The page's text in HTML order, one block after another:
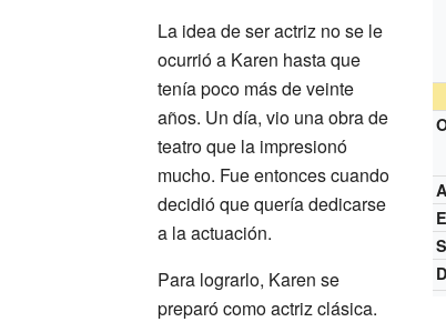
La idea de ser actriz no se le
ocurrió a Karen hasta que
tenía poco más de veinte
años. Un día, vio una obra de
teatro que la impresionó
mucho. Fue entonces cuando
decidió que quería dedicarse
a la actuación.
Para lograrlo, Karen se
preparó como actriz clásica.